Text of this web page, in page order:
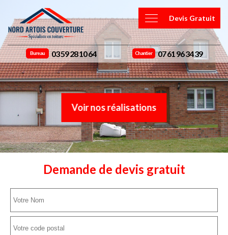
Devis Gratuit
Bureau 03 59 28 10 64 Chantier 07 61 96 34 39
Voir nos réalisations
Demande de devis gratuit